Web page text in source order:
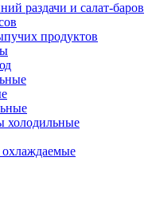
раздачи и салат-баров
продуктов
холодильные
охлаждаемые